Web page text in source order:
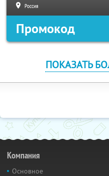
Россия
Промокод
ПОКАЗАТЬ
Компания
Основное